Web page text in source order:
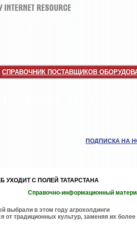
СПРАВОЧНИК ПОСТАВЩИКОВ
ПОДПИСКА НА
УХОДИТ С ПОЛЕЙ ТАТАРСТАНА
Справочно-информационный
выбрали в этом году агрохолдинги
от традиционных культур, заменяя их более